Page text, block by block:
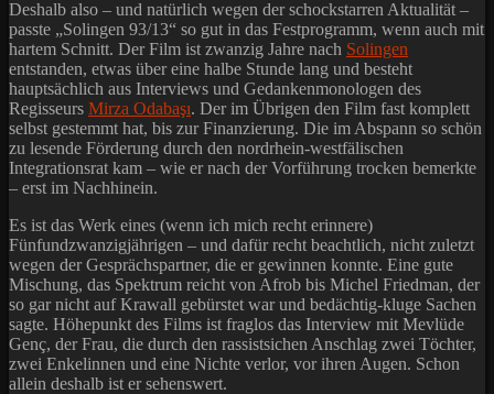
Deshalb also – und natürlich wegen der schockstarren Aktualität –
passte „Solingen 93/13“ so gut in das Festprogramm, wenn auch mit
hartem Schnitt. Der Film ist zwanzig Jahre nach Solingen
entstanden, etwas über eine halbe Stunde lang und besteht
hauptsächlich aus Interviews und Gedankenmonologen des
Regisseurs Mirza Odabaşı. Der im Übrigen den Film fast komplett
selbst gestemmt hat, bis zur Finanzierung. Die im Abspann so schön
zu lesende Förderung durch den nordrhein-westfälischen
Integrationsrat kam – wie er nach der Vorführung trocken bemerkte
– erst im Nachhinein.
Es ist das Werk eines (wenn ich mich recht erinnere)
Fünfundzwanzigjährigen – und dafür recht beachtlich, nicht zuletzt
wegen der Gesprächspartner, die er gewinnen konnte. Eine gute
Mischung, das Spektrum reicht von Afrob bis Michel Friedman, der
so gar nicht auf Krawall gebürstet war und bedächtig-kluge Sachen
sagte. Höhepunkt des Films ist fraglos das Interview mit Mevlüde
Genç, der Frau, die durch den rassistsichen Anschlag zwei Töchter,
zwei Enkelinnen und eine Nichte verlor, vor ihren Augen. Schon
allein deshalb ist er sehenswert.